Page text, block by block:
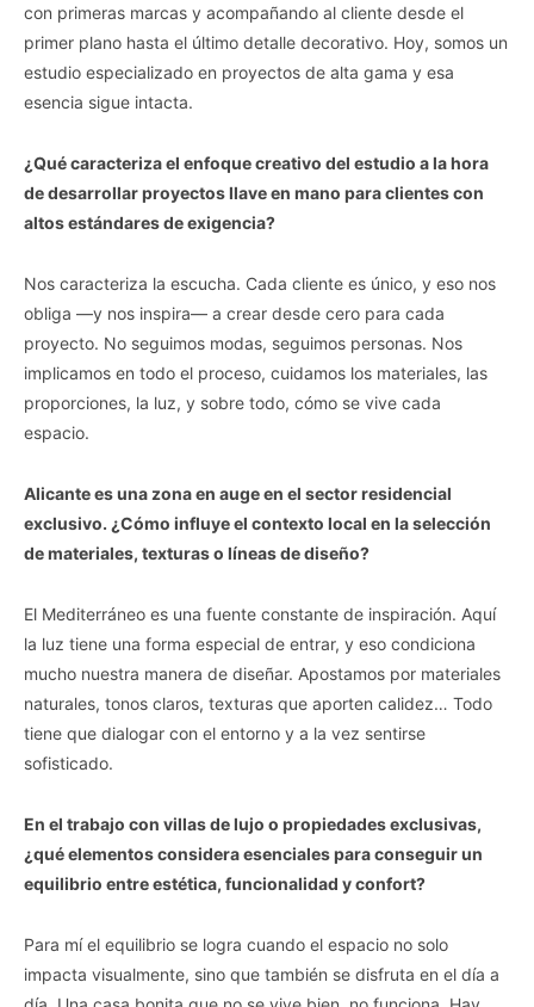
con primeras marcas y acompañando al cliente desde el
primer plano hasta el último detalle decorativo. Hoy, somos un
estudio especializado en proyectos de alta gama y esa
esencia sigue intacta.
¿Qué caracteriza el enfoque creativo del estudio a la hora
de desarrollar proyectos llave en mano para clientes con
altos estándares de exigencia?
Nos caracteriza la escucha. Cada cliente es único, y eso nos
obliga —y nos inspira— a crear desde cero para cada
proyecto. No seguimos modas, seguimos personas. Nos
implicamos en todo el proceso, cuidamos los materiales, las
proporciones, la luz, y sobre todo, cómo se vive cada
espacio.
Alicante es una zona en auge en el sector residencial
exclusivo. ¿Cómo influye el contexto local en la selección
de materiales, texturas o líneas de diseño?
El Mediterráneo es una fuente constante de inspiración. Aquí
la luz tiene una forma especial de entrar, y eso condiciona
mucho nuestra manera de diseñar. Apostamos por materiales
naturales, tonos claros, texturas que aporten calidez… Todo
tiene que dialogar con el entorno y a la vez sentirse
sofisticado.
En el trabajo con villas de lujo o propiedades exclusivas,
¿qué elementos considera esenciales para conseguir un
equilibrio entre estética, funcionalidad y confort?
Para mí el equilibrio se logra cuando el espacio no solo
impacta visualmente, sino que también se disfruta en el día a